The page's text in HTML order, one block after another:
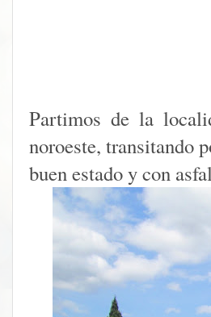
Partimos de la
noroeste, transitando
buen estado y con